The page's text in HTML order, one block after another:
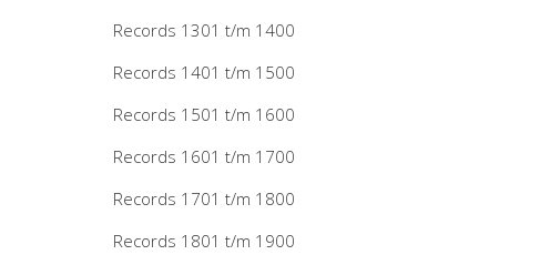
Records 1301 t/m 1400
Records 1401 t/m 1500
Records 1501 t/m 1600
Records 1601 t/m 1700
Records 1701 t/m 1800
Records 1801 t/m 1900